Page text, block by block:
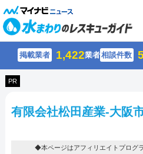
掲載業者 1,422業者相談件数
PR
有限会社松田産業-大阪
◆本ページはアフィリエイトプログ